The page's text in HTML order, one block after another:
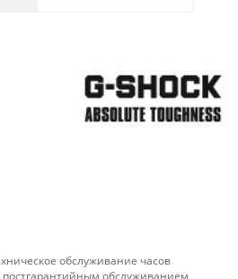
обслуживание часов
обслуживанием